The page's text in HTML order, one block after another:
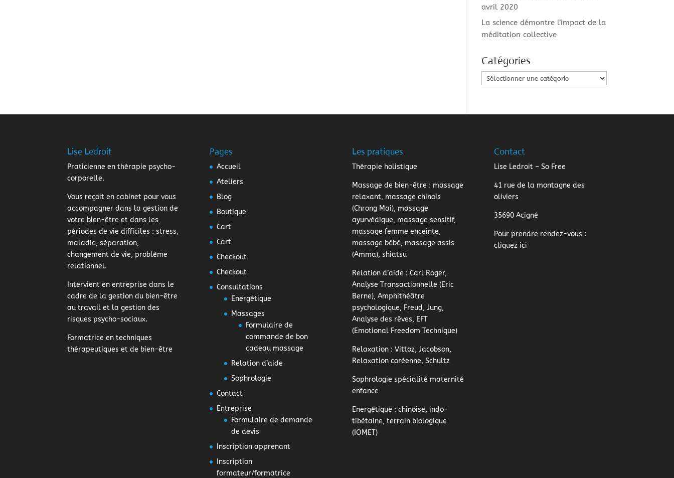
avril 2020
La science démontre l’impact de la
méditation collective
Catégories
Catégories
Lise Ledroit
Praticienne en thérapie psycho-
corporelle.
Vous reçoit en cabinet pour vous
accompagner dans la gestion de
votre bien-être et dans les
périodes de vie difficiles : stress,
maladie, séparation,
changement de vie, problème
relationnel.
Intervient en entreprise dans le
cadre de la gestion du bien-être
au travail et la gestion des
risques psycho-sociaux.
Formatrice en techniques
thérapeutiques et de bien-être
Pages
Accueil
Ateliers
Blog
Boutique
Cart
Cart
Checkout
Checkout
Consultations
Energétique
Massages
Formulaire de
commande de bon
cadeau massage
Relation d’aide
Sophrologie
Contact
Entreprise
Formulaire de demande
de devis
Inscription apprenant
Inscription
formateur/formatrice
Les pratiques
Thérapie holistique
Massage de bien-être : massage
relaxant, massage chinois
(Chrong Mai), massage
ayurvédique, massage sensitif,
massage femme enceinte,
massage bébé, massage assis
(Amma), shiatsu
Relation d’aide : Carl Roger,
Analyse Transactionnelle (Eric
Berne), Amphithéâtre
psychologique, Freud, Jung,
Analyse des rêves, EFT
(Emotional Freedom Technique)
Relaxation: Vittoz, Jacobson,
Relaxation coréenne, Schultz
Sophrologie spécialité maternité
enfance
Energétique : chinoise, indo-
tibétaine, terrain biologique
(IOMET)
Contact
Lise Ledroit – So Free
41 rue de la montagne des
oliviers
35690 Acigné
Pour prendre rendez-vous :
cliquez ici